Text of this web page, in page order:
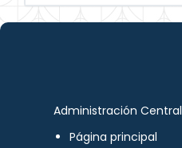
Administración Central
Página principal